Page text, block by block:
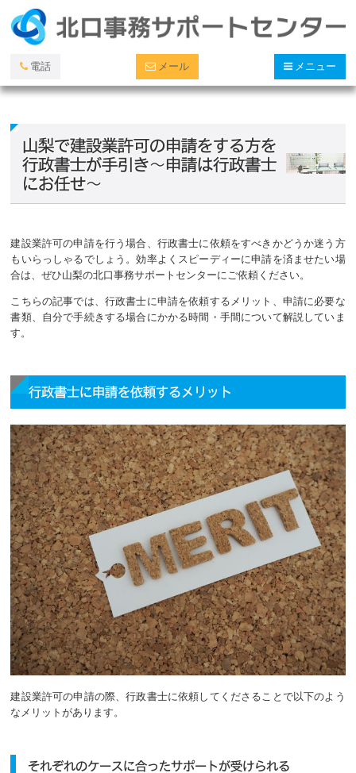
電話 メール メニュー
山梨で建設業許可の申請をする方を
行政書士が手引き～申請は行政書士
にお任せ～
建設業許可の申請を行う場合、行政書士に依頼をすべきかどうか迷う方
もいらっしゃるでしょう。効率よくスピーディーに申請を済ませたい場
合は、ぜひ山梨の北口事務サポートセンターにご依頼ください。
こちらの記事では、行政書士に申請を依頼するメリット、申請に必要な
書類、自分で手続きする場合にかかる時間・手間について解説していま
す。
行政書士に申請を依頼するメリット
建設業許可の申請の際、行政書士に依頼してくださることで以下のよう
なメリットがあります。
それぞれのケースに合ったサポートが受けられる